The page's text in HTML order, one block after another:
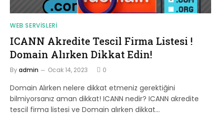
WEB SERVISLERI
ICANN Akredite Tescil Firma Listesi !
Domain Alırken Dikkat Edin!
Byadmin Ocak 14, 2023 0
Domain Alırken nelere dikkat etmeniz gerektiğini
bilmiyorsanız aman dikkat! ICANN nedir? ICANN akredite
tescil firma listesi ve Domain alırken dikkat…